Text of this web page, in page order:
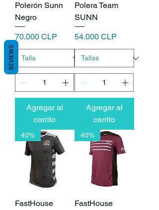
Polerón Sunn
Negro
Precio
70.000 CLP
Agregar al
carrito
Polera Team
SUNN
Precio
54.000 CLP
Agregar al
carrito
40%
FastHouse
40%
FastHouse
REVIEWS